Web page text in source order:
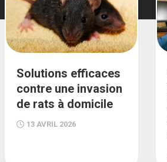
Solutions efficaces
contre une invasion
de rats à domicile
13 AVRIL 2026